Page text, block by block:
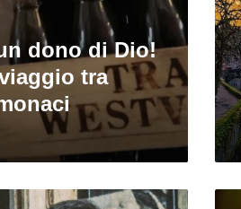
dono di Dio!
tra